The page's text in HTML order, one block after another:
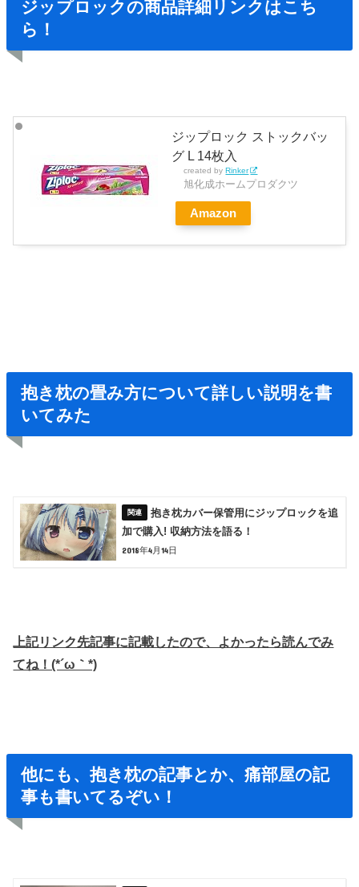
ジップロックの商品詳細リンクはこち
ら！
ジップロック ストックバッ
グ L 14枚入
created byRinker
旭化成ホームプロダクツ
Amazon
抱き枕の畳み方について詳しい説明を書
いてみた
抱き枕カバー保管用にジップロックを追
加で購入! 収納方法を語る！
2018年4月14日
上記リンク先記事に記載したので、よかったら読んでみ
てね！(*´ω｀*)
他にも、抱き枕の記事とか、痛部屋の記
事も書いてるぞい！